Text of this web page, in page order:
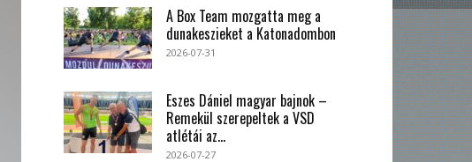
A Box Team mozgatta meg a
dunakeszieket a Katonadombon
2026-07-31
Eszes Dániel magyar bajnok –
Remekül szerepeltek a VSD
atlétái az...
2026-07-27